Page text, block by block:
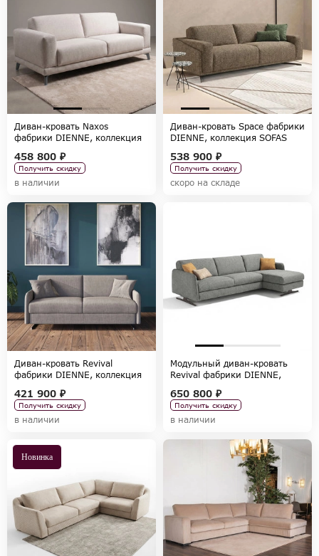
Диван-кровать Naxos
фабрики DIENNE, коллекция
458 800 ₽
Получить скидку
в наличии
Диван-кровать Space фабрики
DIENNE, коллекция SOFAS
538 900 ₽
Получить скидку
скоро на складе
Диван-кровать Revival
фабрики DIENNE, коллекция
421 900 ₽
Получить скидку
в наличии
Модульный диван-кровать
Revival фабрики DIENNE,
650 800 ₽
Получить скидку
в наличии
Новинка